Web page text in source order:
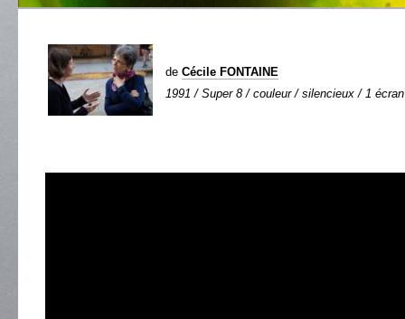
de Cécile FONTAINE
1991 / Super 8 / couleur / silencieux / 1